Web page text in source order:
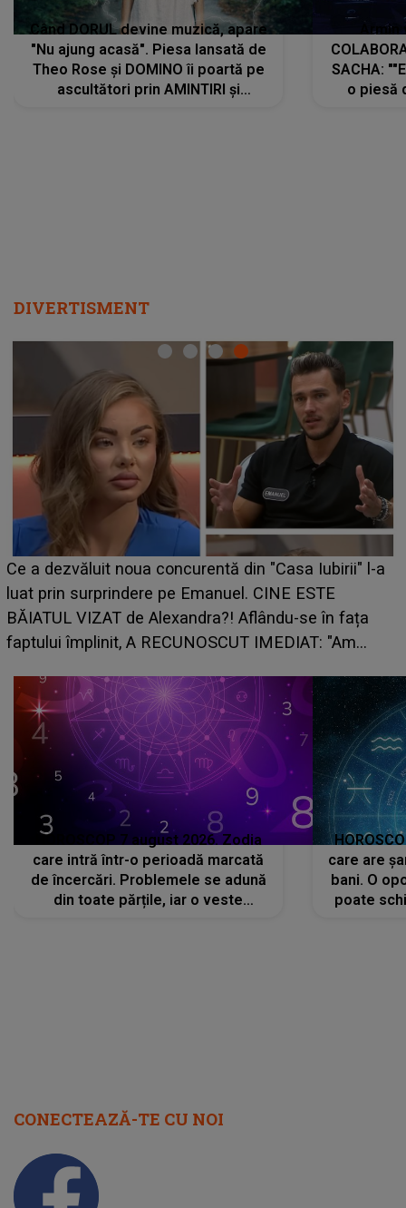
Când DORUL devine muzică, apare
"Nu ajung acasă". Piesa lansată de
Theo Rose și DOMINO îi poartă pe
ascultători prin AMINTIRI și
SACHA:
o piesă
DIVERTISMENT
Ce a dezvăluit noua concurentă din "Casa Iubirii" l-a
luat prin surprindere pe Emanuel. CINE ESTE
BĂIATUL VIZAT de Alexandra?! Aflându-se în fața
faptului împlinit, A RECUNOSCUT IMEDIAT: "Am
HOROSCOP 7 august 2026. Zodia
care intră într-o perioadă marcată
de încercări. Problemele se adună
din toate părțile, iar o veste
care are
bani. O
poate
CONECTEAZĂ-TE CU NOI